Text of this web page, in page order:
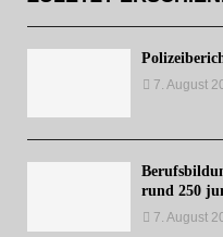
7. August
rund 250
7. August